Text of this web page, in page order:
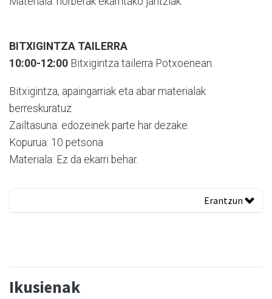
BITXIGINTZA TAILERRA
10:00-12:00 Bitxigintza tailerra Potxoenean.
Bitxigintza, apaingarriak eta abar materialak
berreskuratuz
Zailtasuna: edozeinek parte har dezake.
Kopurua: 10 petsona
Materiala: Ez da ekarri behar.
Erantzun
Ikusienak